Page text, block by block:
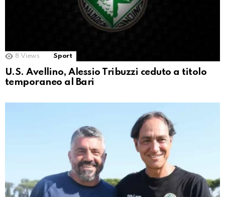
8 Views Sport
U.S. Avellino, Alessio Tribuzzi ceduto a titolo
temporaneo al Bari